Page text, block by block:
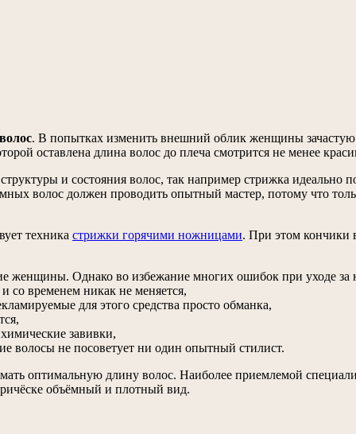
. В попытках изменить внешний облик женщины
оставлена длина волос до плеча смотрится не менее
и состояния волос, так например стрижка идеально
волос должен проводить опытный мастер, потому что
техника стрижки горячими ножницами. При этом кончики
женщины. Однако во избежание многих ошибок при уходе за
со временем никак не меняется,
для этого средства просто обманка,
завивки,
волосы не посоветует ни один опытный стилист.
оптимальную длину волос. Наиболее приемлемой
объёмный и плотный вид.